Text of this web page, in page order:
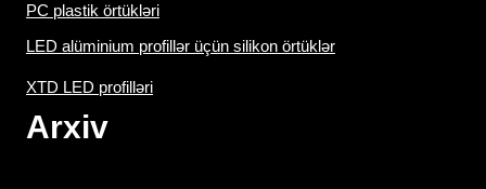
PC plastik örtükləri
LED alüminium profillər üçün silikon örtüklər
XTD LED profilləri
Arxiv